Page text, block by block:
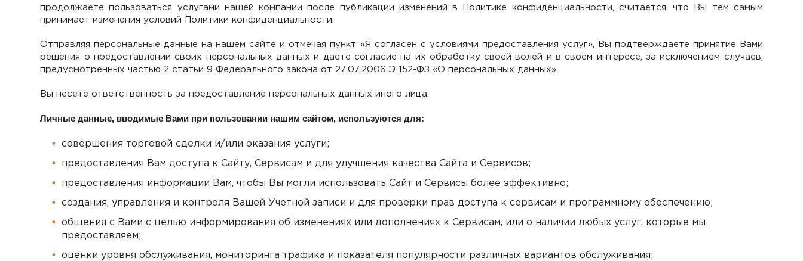
продолжаете пользоваться услугами нашей компании после публикации изменений в Политике конфиденциальности, считается, что Вы тем самым
принимает изменения условий Политики конфиденциальности.
Отправляя персональные данные на нашем сайте и отмечая пункт «Я согласен с условиями предоставления услуг», Вы подтверждаете принятие Вами
решения о предоставлении своих персональных данных и даете согласие на их обработку своей волей и в своем интересе, за исключением случаев,
предусмотренных частью 2 статьи 9 Федерального закона от 27.07.2006 Э 152-ФЗ «О персональных данных».
Вы несете ответственность за предоставление персональных данных иного лица.
Личные данные, вводимые Вами при пользовании нашим сайтом, используются для:
совершения торговой сделки и/или оказания услуги;
предоставления Вам доступа к Сайту, Сервисам и для улучшения качества Сайта и Сервисов;
предоставления информации Вам, чтобы Вы могли использовать Сайт и Сервисы более эффективно;
создания, управления и контроля Вашей Учетной записи и для проверки прав доступа к сервисам и программному обеспечению;
общения с Вами с целью информирования об изменениях или дополнениях к Сервисам, или о наличии любых услуг, которые мы
предоставляем;
оценки уровня обслуживания, мониторинга трафика и показателя популярности различных вариантов обслуживания;